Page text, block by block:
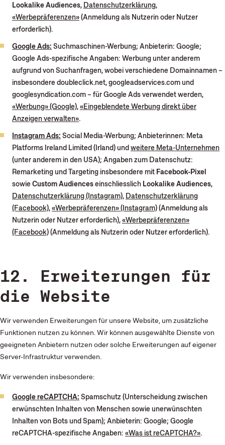
Lookalike Audiences, Datenschutzerklärung,
«Werbepräferenzen»(Anmeldung als Nutzerin oder Nutzer
erforderlich).
Google Ads: Suchmaschinen-Werbung; Anbieterin: Google;
Google Ads-spezifische Angaben: Werbung unter anderem
aufgrund von Suchanfragen, wobei verschiedene Domainnamen –
insbesondere doubleclick.net, googleadservices.com und
googlesyndication.com – für Google Ads verwendet werden,
«Werbung» (Google),«Eingeblendete Werbung direkt über
Anzeigen verwalten».
Instagram Ads: Social Media-Werbung; Anbieterinnen: Meta
Platforms Ireland Limited (Irland) undweitere Meta-Unternehmen
(unter anderem in den USA); Angaben zum Datenschutz:
Remarketing und Targeting insbesondere mit Facebook-Pixel
sowieCustom Audienceseinschliesslich Lookalike Audiences,
Datenschutzerklärung (Instagram), Datenschutzerklärung
(Facebook),«Werbepräferenzen» (Instagram)(Anmeldung als
Nutzerin oder Nutzer erforderlich),«Werbepräferenzen»
(Facebook)(Anmeldung als Nutzerin oder Nutzer erforderlich).
12. Erweiterungen für
die Website
Wir verwenden Erweiterungen für unsere Website, um zusätzliche
Funktionen nutzen zu können. Wir können ausgewählte Dienste von
geeigneten Anbietern nutzen oder solche Erweiterungen auf eigener
Server-Infrastruktur verwenden.
Wir verwenden insbesondere:
Google reCAPTCHA: Spamschutz (Unterscheidung zwischen
erwünschten Inhalten von Menschen sowie unerwünschten
Inhalten von Bots und Spam); Anbieterin: Google; Google
reCAPTCHA-spezifische Angaben: «Was ist reCAPTCHA?».